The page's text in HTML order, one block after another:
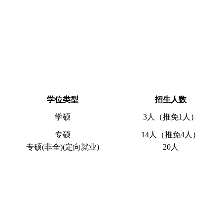
学位类型 招生人数
学硕 3人（推免1人）
专硕
14人（推免4人）
专硕(非全)(定向就业)
20人